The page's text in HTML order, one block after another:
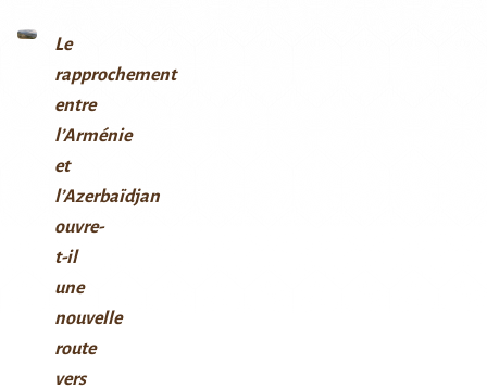
Le
rapprochement
entre
l’Arménie
et
l’Azerbaïdjan
ouvre-
t-il
une
nouvelle
route
vers